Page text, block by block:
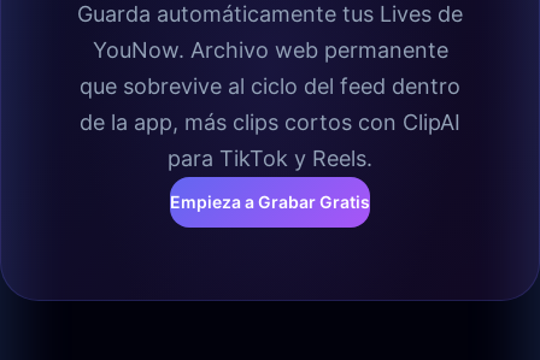
Guarda automáticamente tus Lives de
YouNow. Archivo web permanente
que sobrevive al ciclo del feed dentro
de la app, más clips cortos con ClipAI
para TikTok y Reels.
Empieza a Grabar Gratis